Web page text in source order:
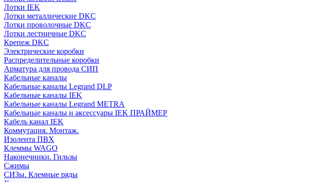
Лотки IEK
Лотки металлические DKC
Лотки проволочные DKC
Лотки лестничные DKC
Крепеж DKC
Электрические коробки
Распределительные коробки
Арматура для провода СИП
Кабельные каналы
Кабельные каналы Legrand DLP
Кабельные каналы IEK
Кабельные каналы Legrand METRA
Кабельные каналы и аксессуары IEK ПРАЙМЕР
Кабель канал IEK
Коммутация. Монтаж.
Изолента ПВХ
Клеммы WAGO
Наконечники. Гильзы
Сжимы
СИЗы. Клемные ряды